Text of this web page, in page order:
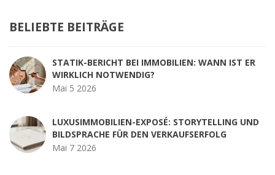
BELIEBTE BEITRÄGE
STATIK-BERICHT BEI IMMOBILIEN: WANN IST ER
WIRKLICH NOTWENDIG?
Mai 5 2026
LUXUSIMMOBILIEN-EXPOSÉ: STORYTELLING UND
BILDSPRACHE FÜR DEN VERKAUFSERFOLG
Mai 7 2026